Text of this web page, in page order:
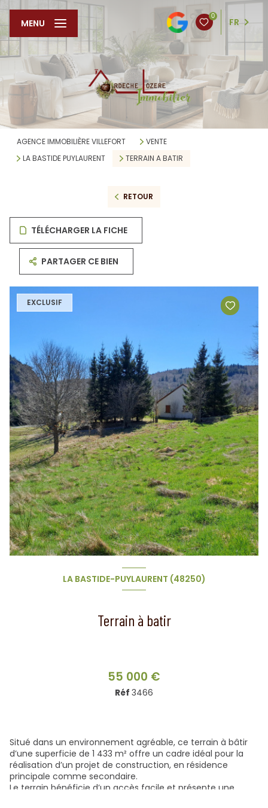
0
FR
MENU
AGENCE IMMOBILIÈRE VILLEFORT
VENTE
LA BASTIDE PUYLAURENT
TERRAIN A BATIR
RETOUR
TÉLÉCHARGER LA FICHE
PARTAGER CE BIEN
EXCLUSIF
LA BASTIDE-PUYLAURENT (48250)
Terrain à batir
55 000 €
Réf 3466
Situé dans un environnement agréable, ce terrain à bâtir
d’une superficie de 1 433 m² offre un cadre idéal pour la
réalisation d’un projet de construction, en résidence
principale comme secondaire.
Le terrain bénéficie d’un accès facile et présente une